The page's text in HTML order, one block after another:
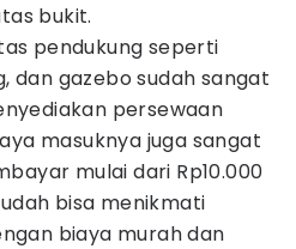
bukit.
pendukung seperti
dan gazebo sudah sangat
persewaan
masuknya juga sangat
mulai dari Rp10.000
bisa menikmati
biaya murah dan